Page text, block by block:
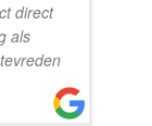
direct
als